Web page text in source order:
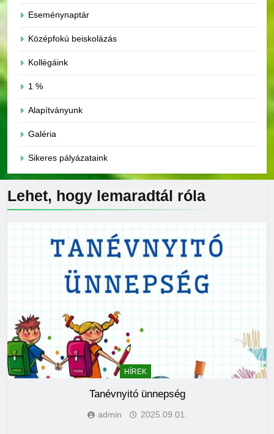
Eseménynaptár
Középfokú beiskolázás
Kollégáink
1 %
Alapítványunk
Galéria
Sikeres pályázataink
Lehet, hogy lemaradtál róla
HÍREK
Tanévnyitó ünnepség
admin 2025.09.01.